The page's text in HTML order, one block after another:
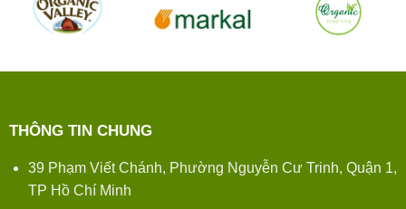
THÔNG TIN CHUNG
39 Phạm Viết Chánh, Phường Nguyễn Cư Trinh, Quận 1,
TP Hồ Chí Minh